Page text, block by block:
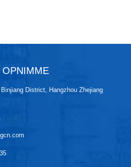
OPNIMME
District, Hangzhou Zhejiang